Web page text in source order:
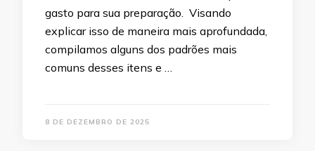
gasto para sua preparação. Visando
explicar isso de maneira mais aprofundada,
compilamos alguns dos padrões mais
comuns desses itens e …
8 DE DEZEMBRO DE 2025